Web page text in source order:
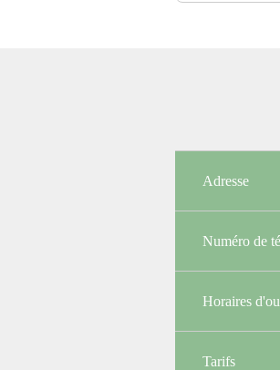
Adresse
Numéro de
Horaires
Tarifs